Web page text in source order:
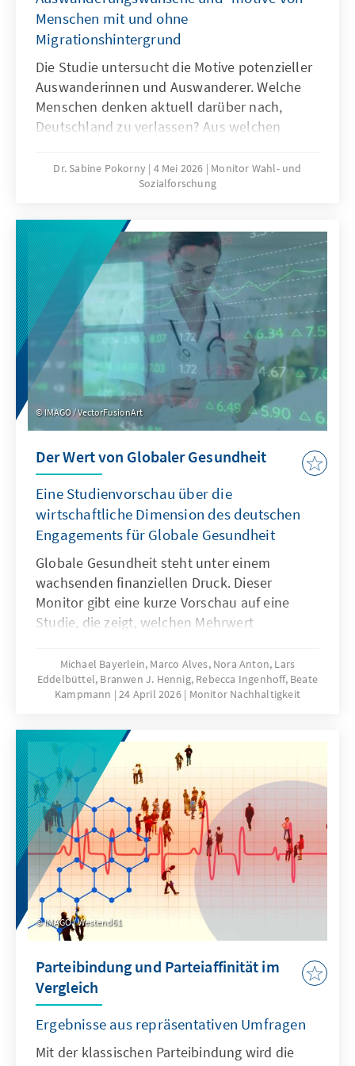
Menschen mit und ohne
Migrationshintergrund
Die Studie untersucht die Motive potenzieller
Auswanderinnen und Auswanderer. Welche
Menschen denken aktuell darüber nach,
Deutschland zu verlassen? Aus welchen
welche Länder würden sie auswandern
wollen? Gibt es systematische Unterschiede
bestimmten Gruppen?
Dr. Sabine Pokorny 4 Mei 2026
Monitor Wahl- und
Sozialforschung
IMAGO / VectorFusionArt
Der Wert von Globaler Gesundheit
Eine Studienvorschau über die
wirtschaftliche Dimension des deutschen
Engagements für Globale Gesundheit
Globale Gesundheit steht unter einem
wachsenden finanziellen Druck. Dieser
Monitor gibt eine kurze Vorschau auf eine
Studie, die zeigt, welchen Mehrwert
weit über rein humanitäre Effekte hinaus. Sie
tragen zur Krisenprävention, wirtschaftlichen
Stabilität, Innovationskraft und zur Stärkung
Analyse belegt, dass Deutschlands
Engagement nicht nur globale
Gesundheitssysteme stärkt, sondern zugleich
messbare wirtschaftliche und strategische
Vorteile für Deutschland selbst erzeugt.
Michael Bayerlein, Marco Alves, Nora Anton, Lars
Eddelbüttel, Branwen J. Hennig, Rebecca Ingenhoff, Beate
Kampmann
24 April 2026 Monitor Nachhaltigkeit
IMAGO / Westend61
Parteibindung und Parteiaffinität im
Vergleich
Ergebnisse aus repräsentativen Umfragen
Mit der klassischen Parteibindung wird die